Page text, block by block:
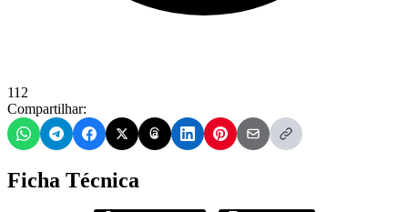
112
Compartilhar:
Ficha Técnica